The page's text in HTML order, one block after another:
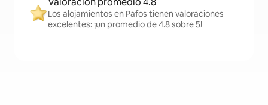
Los alojamientos en Pafos tienen valoraciones
excelentes: ¡un promedio de 4.8 sobre 5!